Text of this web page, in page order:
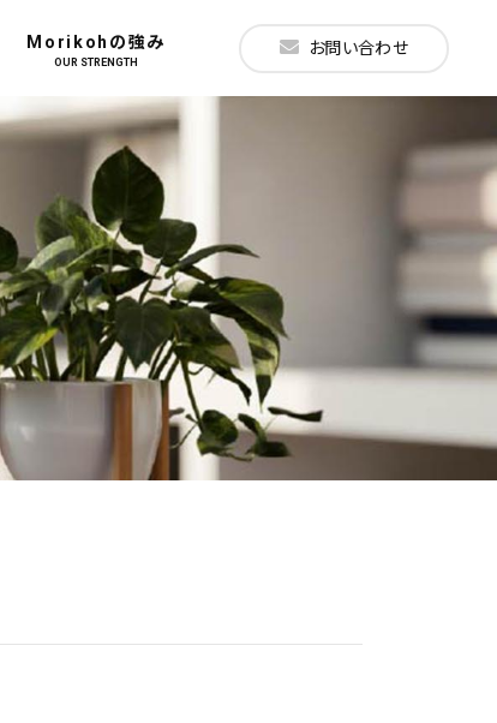
Morikohの強み
OUR STRENGTH
お問い合わせ